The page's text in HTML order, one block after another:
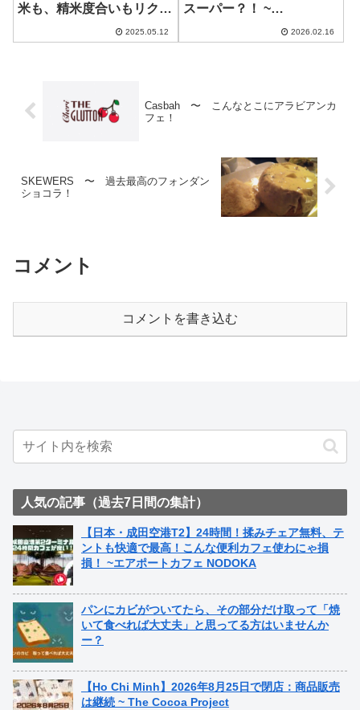
米も、精米度合いもリクエ
兵衛
2025.05.12
スーパー？！ ~
Quang Dao Branch
2026.02.16
Casbah 〜 こんなとこにアラビアンカ
フェ！
SKEWERS 〜 過去最高のフォンダン
ショコラ！
コメント
コメントを書き込む
人気の記事（過去7日間の集計）
【日本・成田空港T2】24時間！揉みチェア無料、テ
ントも快適で最高！こんな便利カフェ使わにゃ損
損！ ~エアポートカフェ NODOKA
パンにカビがついてたら、その部分だけ取って「焼
いて食べれば大丈夫」と思ってる方はいませんか
ー？
【Ho Chi Minh】2026年8月25日で閉店：商品販売
は継続 ~ The Cocoa Project